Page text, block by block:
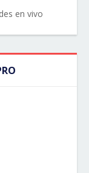
en vivo